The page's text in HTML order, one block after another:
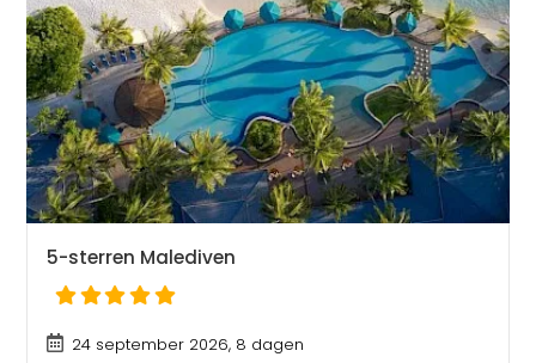
5-sterren Malediven
24 september 2026, 8 dagen